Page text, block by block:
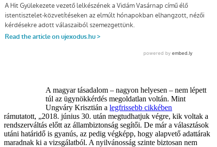
A magyar tásadalom – nagyon helyesen – nem lépett
túl az ügynökkérdés megoldatlan voltán. Mint
Ungváry Krisztián alegfrissebb cikkében
rámutatott, „2018. június 30. után megtudhatjuk végre, kik voltak a
rendszerváltás előtt az állambiztonság segítői. De már a választások
utáni határidő is gyanús, az pedig végképp, hogy alapvető adattárak
maradnak ki a vizsgálatból. A nyilvánosság szinte biztosan nem